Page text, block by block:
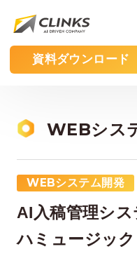
main
content
資料ダウンロード
WEBシス
WEBシステム開発
AI入稿管理シ
ハミュージック